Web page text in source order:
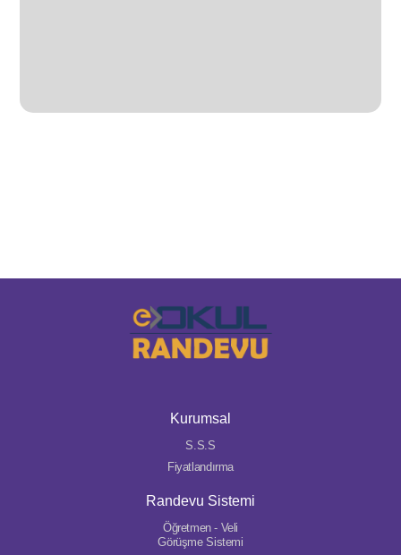
Kurumsal
S.S.S
Fiyatlandırma
Randevu Sistemi
Öğretmen - Veli
Görüşme Sistemi